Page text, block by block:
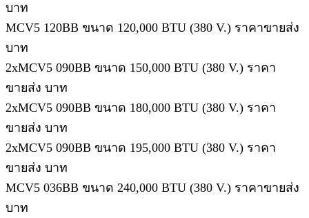
บาท
MCV5 120BB ขนาด 120,000 BTU (380 V.) ราคาขายส่ง
บาท
2xMCV5 090BB ขนาด 150,000 BTU (380 V.) ราคา
ขายส่ง บาท
2xMCV5 090BB ขนาด 180,000 BTU (380 V.) ราคา
ขายส่ง บาท
2xMCV5 090BB ขนาด 195,000 BTU (380 V.) ราคา
ขายส่ง บาท
MCV5 036BB ขนาด 240,000 BTU (380 V.) ราคาขายส่ง
บาท